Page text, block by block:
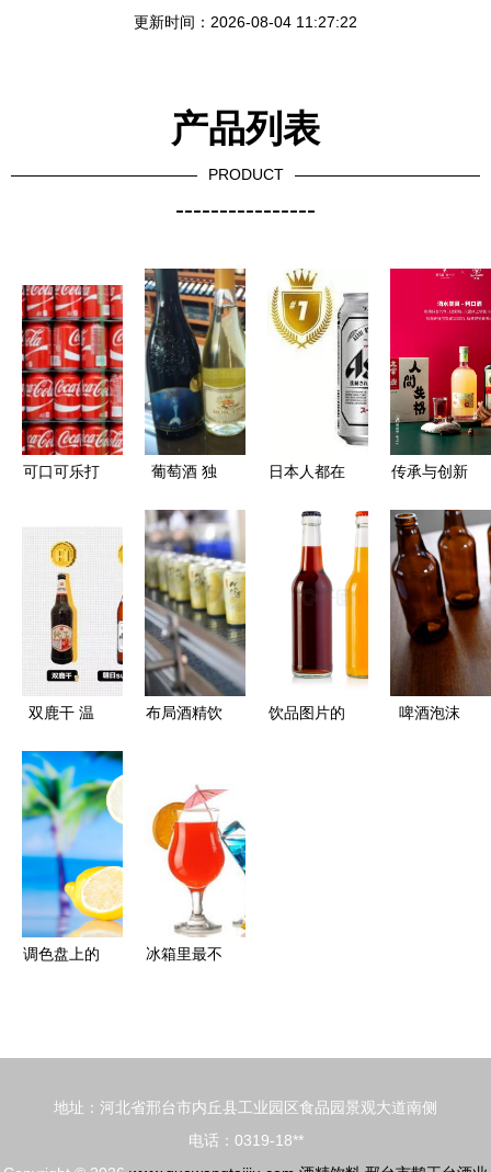
更新时间：2026-08-04 11:27:22
产品列表
PRODUCT
----------------
可口可乐打
统 将在日
本推出首款
酒精饮料
葡萄酒 独
性酒精饮料
日本人都在
么？——日
本亚马逊
2017年上
行榜解读
传承与创新
歌歌柚子梅
酒荣获“wfa
最佳酒与酒
精饮料
奖”之深度
解读
双鹿干 温
解压符
布局酒精饮
打水新品，
跨界战略谋
新变
饮品图片的
啤酒泡沫
调色盘上的
冰箱里最不
榜
地址：河北省邢台市内丘县工业园区食品园景观大道南侧
电话：0319-18**